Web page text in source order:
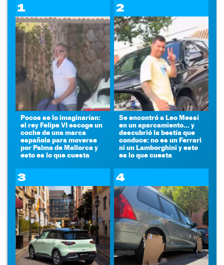
1
Pocos se lo imaginarían:
el rey Felipe VI escoge un
coche de una marca
española para moverse
por Palma de Mallorca y
esto es lo que cuesta
2
Se encontró a Leo Messi
en un aparcamiento... y
descubrió la bestia que
conduce: no es un Ferrari
ni un Lamborghini y esto
es lo que cuesta
3 4